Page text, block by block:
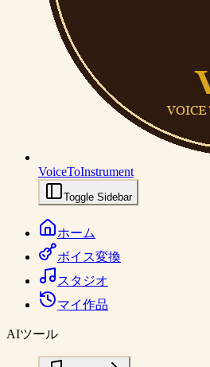
VoiceToInstrument
Toggle Sidebar
ホーム
ボイス変換
スタジオ
マイ作品
AIツール